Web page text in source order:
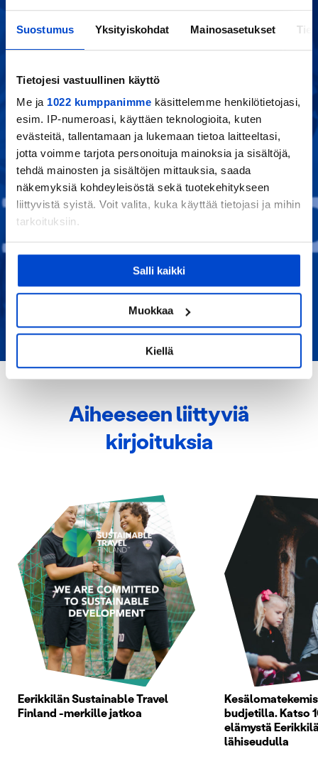
Suostumus Yksityiskohdat Mainosasetukset
Tietojesi vastuullinen käyttö
Me ja 1022 kumppanimme käsittelemme henkilötietojasi,
esim. IP-numeroasi, käyttäen teknologioita, kuten
evästeitä, tallentamaan ja lukemaan tietoa laitteeltasi,
jotta voimme tarjota personoituja mainoksia ja sisältöjä,
tehdä mainosten ja sisältöjen mittauksia, saada
näkemyksiä kohdeyleisöstä sekä tuotekehitykseen
liittyvistä syistä. Voit valita, kuka käyttää tietojasi ja mihin
tarkoituksiin.
Jos sallit, haluamme myös tehdä seuraavia:
Kerätä tietoja maantieteellisestä sijainnistasi,
mahdollisesti muutaman metrin tarkkuudella
Tunnistaa laitteesi skannaamalla sen
ominaispiirteitä aktiivisesti (sormenjäljen
Lue lisää siitä, miten henkilötietojasi käsitellään ja miten
voit määrittää asetuksesitiedot-osiossa. Voit muuttaa
evästeilmoituksessa.
Käytämme evästeitä tarjoamamme sisällön ja mainosten
jaamme sosiaalisen median, mainosalan ja analytiikka-
alan kumppaneillemme tietoja siitä, miten käytät
sivustoamme. Kumppanimme voivat yhdistää näitä
tietoja muihin tietoihin, joita olet antanut heille tai joita on
kerätty, kun olet käyttänyt heidän palvelujaan.
Salli kaikki
Muokkaa
Kiellä
Podcast urheilusta ja
urheilijaksi
kasvamisesta
KAIKKI JAKSOT
Aiheeseen liittyviä
kirjoituksia
Eerikkilän Sustainable Travel
Finland -merkille jatkoa
budjetilla. Katso
elämystä
lähiseudulla